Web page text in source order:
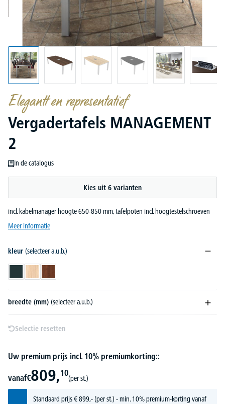
Elegantt en representatief
Vergadertafels MANAGEMENT
2
In de catalogus
Kies uit 6 varianten
incl. kabelmanager hoogte 650-850 mm, tafelpoten incl. hoogtestelschroeven
Meer informatie
kleur (selecteer a.u.b.)
breedte (mm) (selecteer a.u.b.)
Selectie resetten
Uw premium prijs incl. 10% premiumkorting::
vanaf€809,10
(per st.)
Standaard prijs€899,-(per st.) - min. 10% premium-korting vanaf